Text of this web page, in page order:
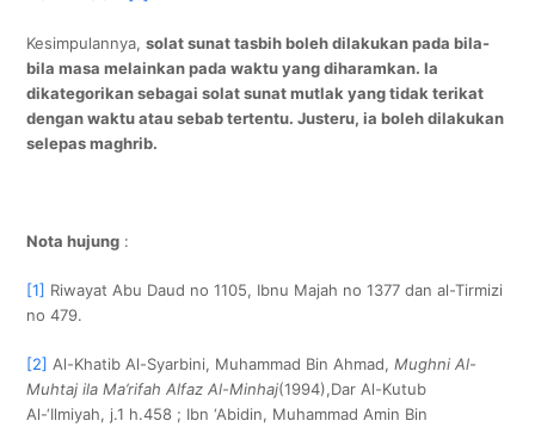
Kesimpulannya,solat sunat tasbih boleh dilakukan pada bila-
bila masa melainkan pada waktu yang diharamkan. Ia
dikategorikan sebagai solat sunat mutlak yang tidak terikat
dengan waktu atau sebab tertentu. Justeru, ia boleh dilakukan
selepas maghrib.
Nota hujung :
[1] Riwayat Abu Daud no 1105, Ibnu Majah no 1377 dan al-Tirmizi
no 479.
[2] Al-Khatib Al-Syarbini, Muhammad Bin Ahmad,Mughni Al-
Muhtaj ila Ma’rifah Alfaz Al-Minhaj(1994),Dar Al-Kutub
Al-‘Ilmiyah, j.1 h.458 ; Ibn ‘Abidin, Muhammad Amin Bin